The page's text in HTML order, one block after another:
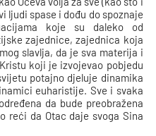
ljudi spase i dođu do spoznaje
koje su daleko od
zajednice, zajednica koja
slavlja, da je sva materija i
koji je izvojevao pobjedu
potajno djeluje dinamika
euharistije. Sve i svaka
da bude preobražena
reći da Otac daje svoga Sina